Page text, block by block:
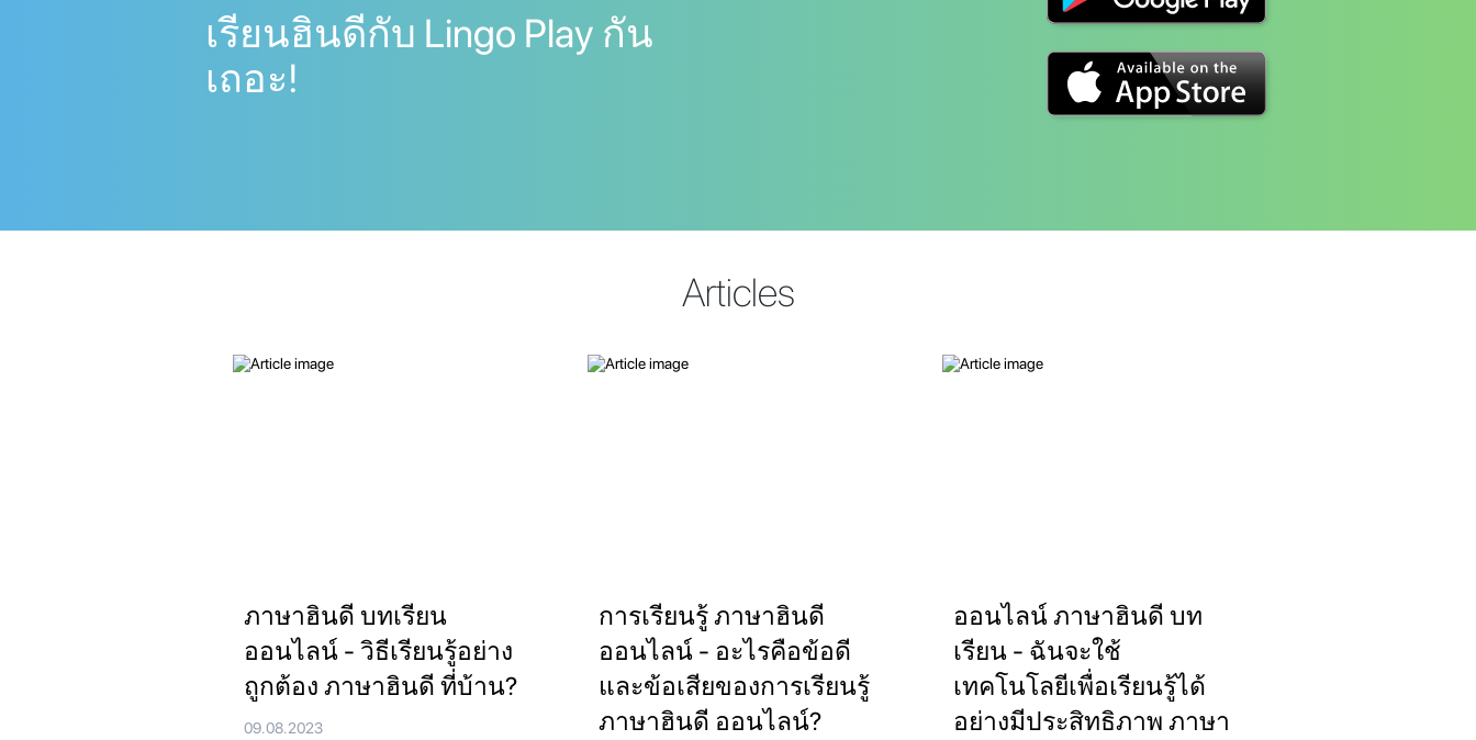
เรียนฮินดีกับ Lingo Play กัน
เถอะ!
Articles
ภาษาฮินดี บทเรียน
ออนไลน์ - วิธีเรียนรู้อย่าง
ถูกต้อง ภาษาฮินดี ที่บ้าน?
09.08.2023
การเรียนรู้ ภาษาฮินดี
ออนไลน์ - อะไรคือข้อดี
และข้อเสียของการเรียนรู้
ภาษาฮินดี ออนไลน์?
ออนไลน์ ภาษาฮินดี บท
เรียน - ฉันจะใช้
เทคโนโลยีเพื่อเรียนรู้ได้
อย่างมีประสิทธิภาพ ภาษา